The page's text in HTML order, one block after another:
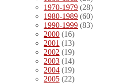
1970-1979 (28)
1980-1989 (60)
1990-1999 (83)
2000 (16)
2001 (13)
2002 (19)
2003 (14)
2004 (19)
2005 (22)